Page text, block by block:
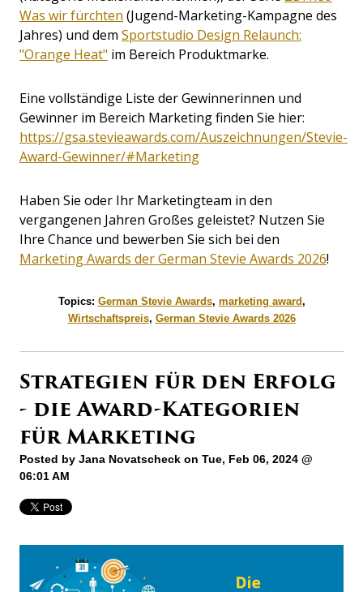
Was wir fürchten (Jugend-Marketing-Kampagne des
Jahres) und dem Sportstudio Design Relaunch:
"Orange Heat" im Bereich Produktmarke.
Eine vollständige Liste der Gewinnerinnen und
Gewinner im Bereich Marketing finden Sie hier:
https://gsa.stevieawards.com/Auszeichnungen/Stevie-
Award-Gewinner/#Marketing
Haben Sie oder Ihr Marketingteam in den
vergangenen Jahren Großes geleistet? Nutzen Sie
Ihre Chance und bewerben Sie sich bei den
Marketing Awards der German Stevie Awards 2026!
Topics: German Stevie Awards, marketing award,
Wirtschaftspreis, German Stevie Awards 2026
Strategien für den Erfolg
- die Award-Kategorien
für Marketing
Posted by Jana Novatscheck on Tue, Feb 06, 2024 @
06:01 AM